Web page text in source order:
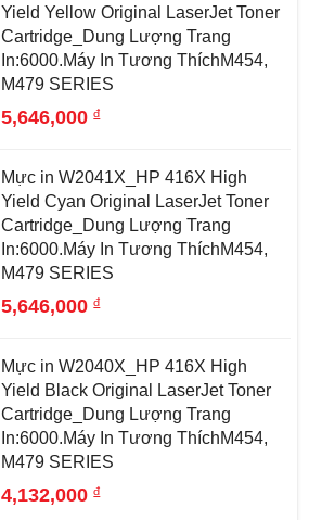
Yield Yellow Original LaserJet Toner
Cartridge_Dung Lượng Trang
In:6000.Máy In Tương ThíchM454,
M479 SERIES
5,646,000đ
Mực in W2041X_HP 416X High
Yield Cyan Original LaserJet Toner
Cartridge_Dung Lượng Trang
In:6000.Máy In Tương ThíchM454,
M479 SERIES
5,646,000đ
Mực in W2040X_HP 416X High
Yield Black Original LaserJet Toner
Cartridge_Dung Lượng Trang
In:6000.Máy In Tương ThíchM454,
M479 SERIES
4,132,000đ